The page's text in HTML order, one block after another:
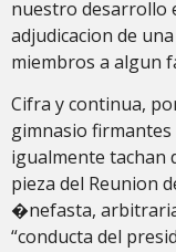
nuestro desarrollo
adjudicacion de
miembros a algun
Cifra y continua,
gimnasio firmantes
igualmente tachan
pieza del Reunion
�nefasta,
“conducta del